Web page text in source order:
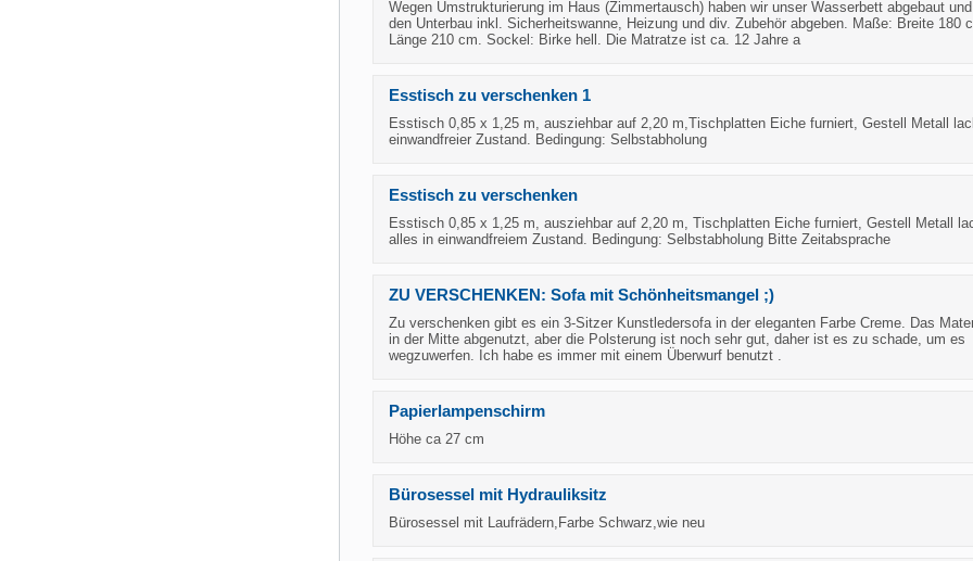
Wegen Umstrukturierung im Haus (Zimmertausch) haben wir unser Wasserbett abgebaut
den Unterbau inkl. Sicherheitswanne, Heizung und div. Zubehör abgeben. Maße: Breite 180
Länge 210 cm. Sockel: Birke hell. Die Matratze ist ca. 12 Jahre a
Esstisch zu verschenken 1
Esstisch 0,85 x 1,25 m, ausziehbar auf 2,20 m,Tischplatten Eiche furniert, Gestell Metall
einwandfreier Zustand. Bedingung: Selbstabholung
Esstisch zu verschenken
Esstisch 0,85 x 1,25 m, ausziehbar auf 2,20 m, Tischplatten Eiche furniert, Gestell Metall
alles in einwandfreiem Zustand. Bedingung: Selbstabholung Bitte Zeitabsprache
ZU VERSCHENKEN: Sofa mit Schönheitsmangel ;)
Zu verschenken gibt es ein 3-Sitzer Kunstledersofa in der eleganten Farbe Creme. Das
in der Mitte abgenutzt, aber die Polsterung ist noch sehr gut, daher ist es zu schade, um es
wegzuwerfen. Ich habe es immer mit einem Überwurf benutzt .
Papierlampenschirm
Höhe ca 27 cm
Bürosessel mit Hydrauliksitz
Bürosessel mit Laufrädern,Farbe Schwarz,wie neu